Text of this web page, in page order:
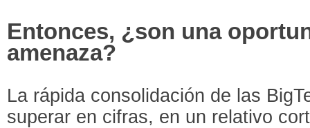
Entonces, ¿son una
amenaza?
La rápida consolidación de las
superar en cifras, en un relativo